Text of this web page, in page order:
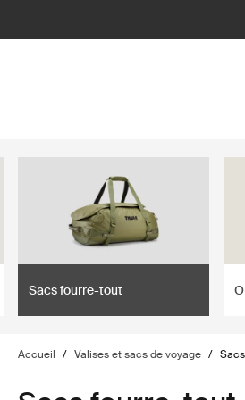
Sacs fourre-tout
Accueil / Valises et sacs de voyage /